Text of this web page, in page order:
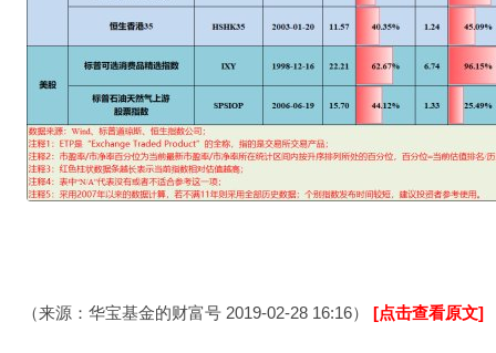
（来源：华宝基金的财富号 2019-02-28 16:16） [点击查看原文]